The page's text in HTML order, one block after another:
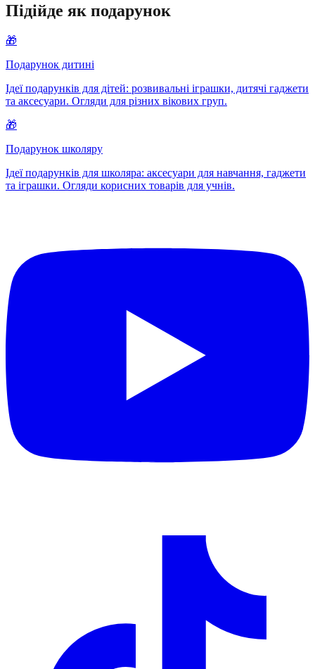
Підійде як подарунок
🎁
Подарунок дитині
Ідеї подарунків для дітей: розвивальні іграшки, дитячі гаджети
та аксесуари. Огляди для різних вікових груп.
🎁
Подарунок школяру
Ідеї подарунків для школяра: аксесуари для навчання, гаджети
та іграшки. Огляди корисних товарів для учнів.